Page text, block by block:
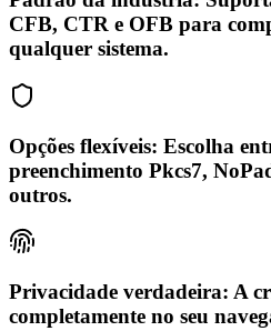
CFB, CTR e OFB para
qualquer sistema.
Opções flexíveis: Escolha
preenchimento Pkcs7,
outros.
Privacidade verdadeira: A
completamente no seu